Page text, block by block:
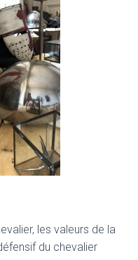
les valeurs de la
du chevalier